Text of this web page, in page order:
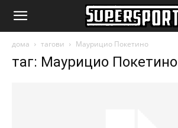
SuperSport.mk
дома тагови Маурицио Покетино
таг: Маурицио Покетино